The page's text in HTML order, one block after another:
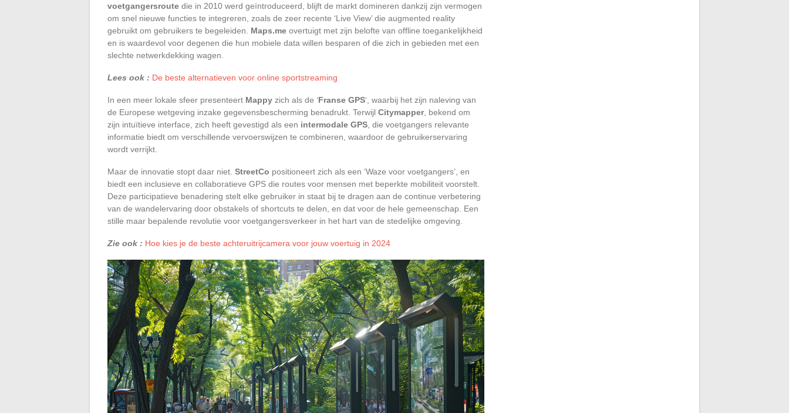
voetgangersroute die in 2010 werd geïntroduceerd, blijft de markt domineren dankzij zijn vermogen
om snel nieuwe functies te integreren, zoals de zeer recente ‘Live View’ die augmented reality
gebruikt om gebruikers te begeleiden. Maps.me overtuigt met zijn belofte van offline toegankelijkheid
en is waardevol voor degenen die hun mobiele data willen besparen of die zich in gebieden met een
slechte netwerkdekking wagen.
Lees ook : De beste alternatieven voor online sportstreaming
In een meer lokale sfeer presenteert Mappy zich als de ‘Franse GPS‘, waarbij het zijn naleving van
de Europese wetgeving inzake gegevensbescherming benadrukt. Terwijl Citymapper, bekend om
zijn intuïtieve interface, zich heeft gevestigd als een intermodale GPS , die voetgangers relevante
informatie biedt om verschillende vervoerswijzen te combineren, waardoor de gebruikerservaring
wordt verrijkt.
Maar de innovatie stopt daar niet. StreetCo positioneert zich als een ‘Waze voor voetgangers’, en
biedt een inclusieve en collaboratieve GPS die routes voor mensen met beperkte mobiliteit voorstelt.
Deze participatieve benadering stelt elke gebruiker in staat bij te dragen aan de continue verbetering
van de wandelervaring door obstakels of shortcuts te delen, en dat voor de hele gemeenschap. Een
stille maar bepalende revolutie voor voetgangersverkeer in het hart van de stedelijke omgeving.
Zie ook : Hoe kies je de beste achteruitrijcamera voor jouw voertuig in 2024